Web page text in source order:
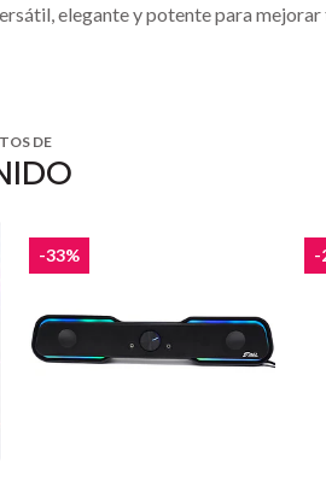
elegante y potente para
DE
-33% -